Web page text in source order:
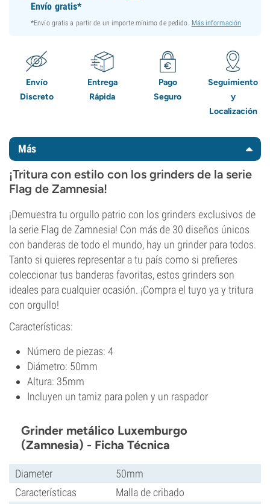
Envío gratis*
*Envío gratis a partir de un importe mínimo de pedido. Más información
Envío
Discreto
Entrega
Rápida
Pago
Seguro
Seguimiento
y
Localización
Más
¡Tritura con estilo con los grinders de la serie
Flag de Zamnesia!
¡Demuestra tu orgullo patrio con los grinders exclusivos de
la serie Flag de Zamnesia! Con más de 30 diseños únicos
con banderas de todo el mundo, hay un grinder para todos.
Tanto si quieres representar a tu país como si prefieres
coleccionar tus banderas favoritas, estos grinders son
ideales para cualquier ocasión. ¡Compra el tuyo ya y tritura
con orgullo!
Características:
Número de piezas: 4
Diámetro: 50mm
Altura: 35mm
Incluyen un tamiz para polen y un raspador
Grinder metálico Luxemburgo
(Zamnesia) - Ficha Técnica
Diameter
50mm
Características
Malla de cribado